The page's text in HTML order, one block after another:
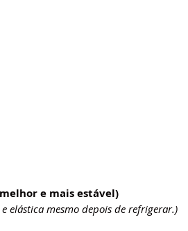
melhor e mais estável)
elástica mesmo depois de refrigerar.)